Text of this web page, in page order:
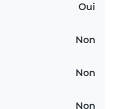
Oui
Non
Non
Non